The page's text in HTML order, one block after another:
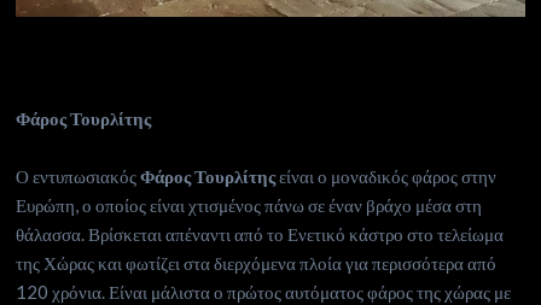
Φάρος Τουρλίτης
Ο εντυπωσιακόςΦάρος Τουρλίτηςείναι ο μοναδικός φάρος στην
Ευρώπη, ο οποίος είναι χτισμένος πάνω σε έναν βράχο μέσα στη
θάλασσα. Βρίσκεται απέναντι από το Ενετικό κάστρο στο τελείωμα
της Χώρας και φωτίζει στα διερχόμενα πλοία για περισσότερα από
120 χρόνια. Είναι μάλιστα ο πρώτος αυτόματος φάρος της χώρας με